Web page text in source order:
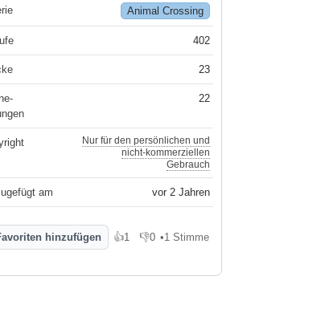
Animal Crossing
402
23
22
Nur für den persönlichen und
nicht-kommerziellen
Gebrauch
am vor 2 Jahren
hinzufügen 👍1
Gefällt mir
👎0
Gefällt mir nicht
•1 Stimme